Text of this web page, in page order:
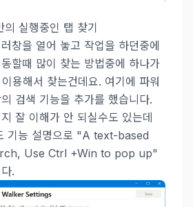
실행중인 탭 찾기
창을 열어 놓고 작업을 하던중에
할때 많이 찾는 방법중에 하나가
용해서 찾는건데요. 여기에 파워
검색 기능을 추가를 했습니다.
잘 이해가 안 되실수도 있는데
기능 설명으로 "A text-based
Use Ctrl +Win to pop up"
.